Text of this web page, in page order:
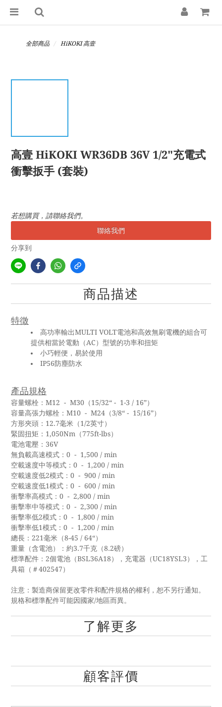
全部商品 HiKOKI 高壹
高壹 HiKOKI WR36DB 36V 1/2"充電式
衝擊扳手 (套裝)
若想購買，請聯絡我們。
聯絡我們
分享到
商品描述
特徵
高功率輸出MULTI VOLT電池和高效無刷電機的組合可
提供相當於電動（AC）型號的功率和扭矩
小巧輕便，易於使用
IP56防塵防水
產品規格
容量螺栓：M12 - M30（15/32“ - 1-3 / 16”）
容量高張力螺栓：M10 - M24（3/8“ - 15/16”）
方形夾頭：12.7毫米（1/2英寸）
緊固扭矩：1,050Nm（775ft-lbs）
電池電壓：36V
無負載高速模式：0 - 1,500 / min
空載速度中等模式：0 - 1,200 / min
空載速度低2模式：0 - 900 / min
空載速度低1模式：0 - 600 / min
衝擊率高模式：0 - 2,800 / min
衝擊率中等模式：0 - 2,300 / min
衝擊率低2模式：0 - 1,800 / min
衝擊率低1模式：0 - 1,200 / min
總長：221毫米（8-45 / 64“）
重量（含電池）：約3.7千克（8.2磅）
標準配件：2個電池（BSL36A18），充電器（UC18YSL3），工
具箱（＃402547）
注意：製造商保留更改零件和配件規格的權利，恕不另行通知。
規格和標準配件可能因國家/地區而異。
了解更多
顧客評價